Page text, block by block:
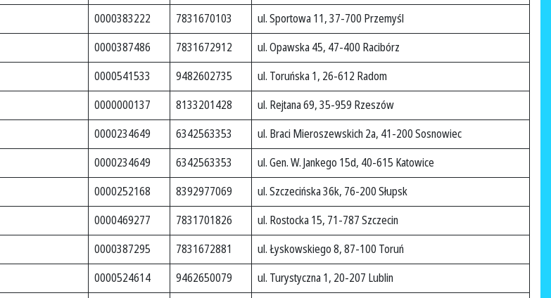
0000383222 7831670103
ul. Sportowa 11, 37-700 Przemyśl
0000387486 7831672912
ul. Opawska 45, 47-400 Racibórz
0000541533 9482602735
ul. Toruńska 1, 26-612 Radom
0000000137 8133201428
ul. Rejtana 69, 35-959 Rzeszów
0000234649 6342563353
ul. Braci Mieroszewskich 2a, 41-200 Sosnowiec
0000234649 6342563353
ul. Gen. W. Jankego 15d, 40-615 Katowice
0000252168 8392977069
ul. Szczecińska 36k, 76-200 Słupsk
0000469277 7831701826
ul. Rostocka 15, 71-787 Szczecin
0000387295 7831672881
ul. Łyskowskiego 8, 87-100 Toruń
0000524614 9462650079
ul. Turystyczna 1, 20-207 Lublin